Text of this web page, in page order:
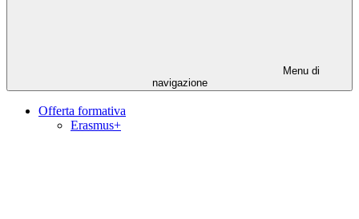
Menu di
navigazione
Offerta formativa
Erasmus+